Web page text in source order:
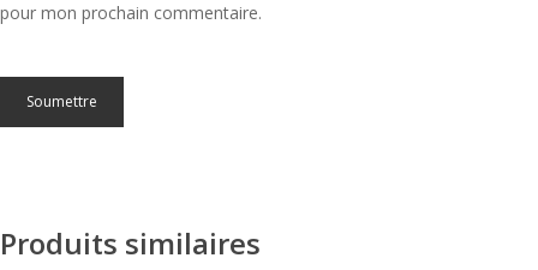
pour mon prochain commentaire.
Produits similaires